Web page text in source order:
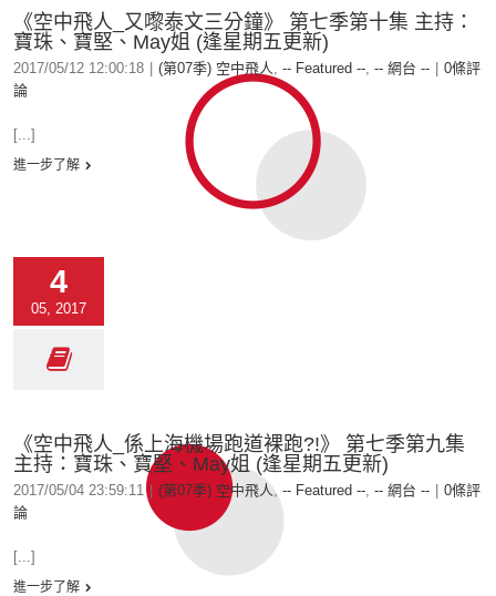
《空中飛人_又嚟泰文三分鐘》 第七季第十集 主持：
寶珠、寶堅、May姐 (逢星期五更新)
2017/05/12 12:00:18 (第07季) 空中飛人, -- Featured --, -- 網台 --
0條評
論
[...]
進一步了解
4
05, 2017
《空中飛人_係上海機場跑道裸跑?!》 第七季第九集
主持：寶珠、寶堅、May姐 (逢星期五更新)
2017/05/04 23:59:11 (第07季) 空中飛人, -- Featured --, -- 網台 --
0條評
論
[...]
進一步了解